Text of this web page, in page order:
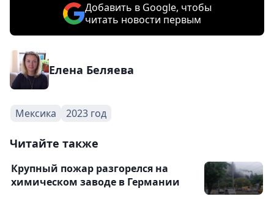
Добавить в Google, чтобы
читать новости первым
Елена Беляева
Мексика 2023 год
Читайте также
Крупный пожар разгорелся на
химическом заводе в Германии